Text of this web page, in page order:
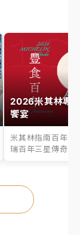
2026米其林專
饗宴
米其林指南百年之
瑞百年三星傳奇、